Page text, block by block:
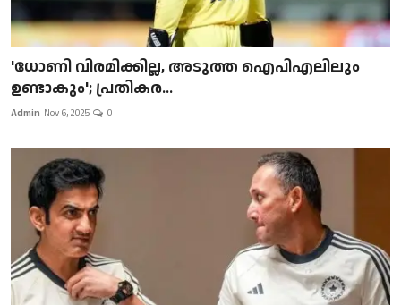
'ധോണി വിരമിക്കില്ല, അടുത്ത ഐപിഎലിലും
ഉണ്ടാകും'; പ്രതികര...
Admin Nov 6, 2025 0